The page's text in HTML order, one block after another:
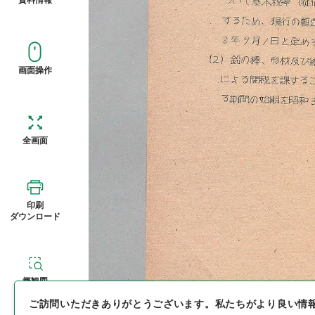
画面操作
全画面
印刷
ダウンロード
概観図
ご訪問いただきありがとうございます。 私たちがより良い情